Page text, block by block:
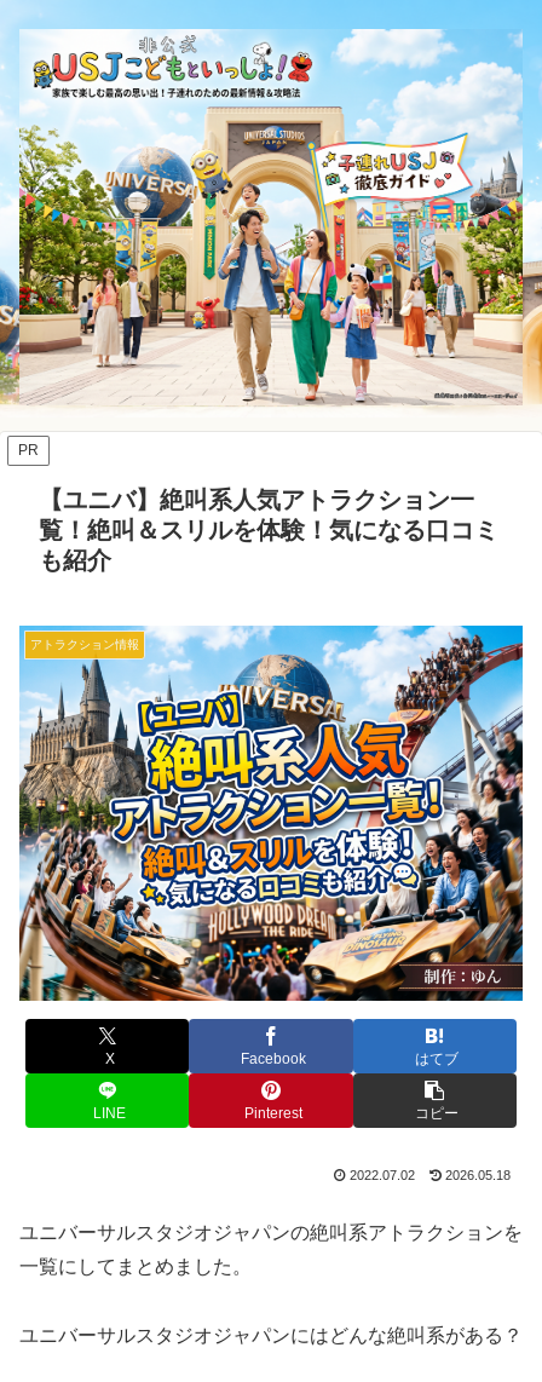
PR
【ユニバ】絶叫系人気アトラクション一
覧！絶叫＆スリルを体験！気になる口コミ
も紹介
アトラクション情報
X Facebook はてブ
LINE Pinterest コピー
2022.07.02 2026.05.18
ユニバーサルスタジオジャパンの絶叫系アトラクションを
一覧にしてまとめました。
ユニバーサルスタジオジャパンにはどんな絶叫系がある？